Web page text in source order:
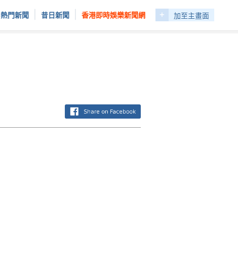
熱門新聞 昔日新聞 香港即時娛樂新聞網 + 加至主畫面